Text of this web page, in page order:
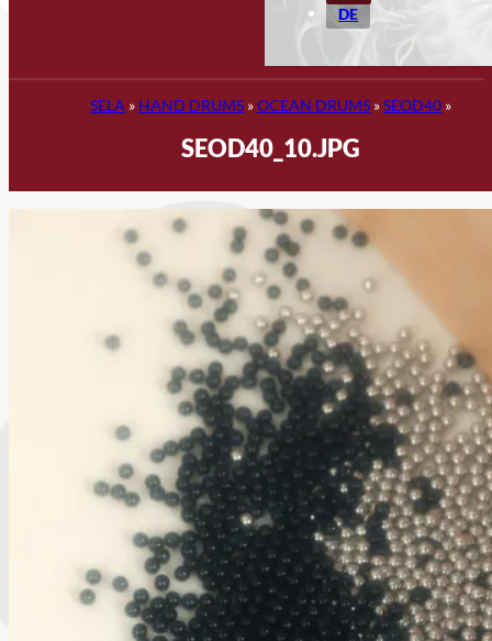
DE
SELA » HAND DRUMS »OCEAN DRUMS »SEOD40 »
SEOD40_10.JPG